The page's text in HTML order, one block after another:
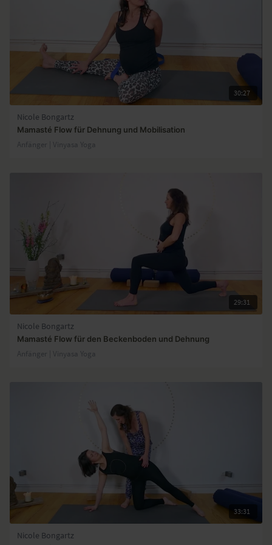
30:27
Nicole Bongartz
Mamasté Flow für Dehnung und Mobilisation
Anfänger | Vinyasa Yoga
29:31
Nicole Bongartz
Mamasté Flow für den Beckenboden und Dehnung
Anfänger | Vinyasa Yoga
33:31
Nicole Bongartz